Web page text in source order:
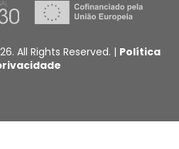
All Rights Reserved. | Política